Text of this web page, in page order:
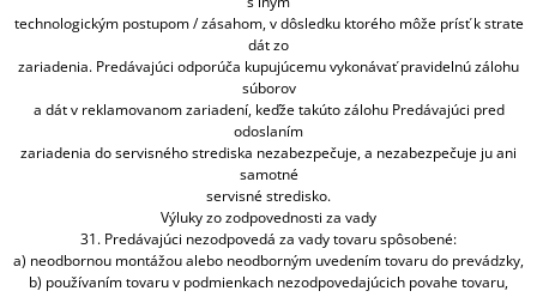
technologickým postupom / zásahom, v dôsledku ktorého môže prísť k strate
dát zo
zariadenia. Predávajúci odporúča kupujúcemu vykonávať pravidelnú zálohu
súborov
a dát v reklamovanom zariadení, keďže takúto zálohu Predávajúci pred
odoslaním
zariadenia do servisného strediska nezabezpečuje, a nezabezpečuje ju ani
samotné
servisné stredisko.
Výluky zo zodpovednosti za vady
31. Predávajúci nezodpovedá za vady tovaru spôsobené:
a) neodbornou montážou alebo neodborným uvedením tovaru do prevádzky,
b) používaním tovaru v podmienkach nezodpovedajúcich povahe tovaru,